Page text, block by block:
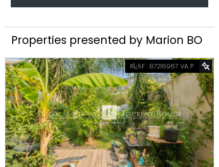
Properties presented byMarion BO
EXCLUSIVE
RÏ¿½F : 87216967 VA P